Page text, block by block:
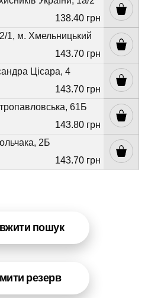
138.40 грн
1, м. Хмельницький
143.70 грн
Цісара, 4
143.70 грн
61Б
143.80 грн
2Б
143.70 грн
пошук
резерв